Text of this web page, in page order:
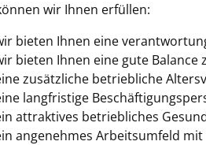
wir Ihnen erfüllen:
bieten Ihnen eine
bieten Ihnen eine gute Balance
zusätzliche betriebliche
langfristige
attraktives betriebliches
angenehmes Arbeitsumfeld